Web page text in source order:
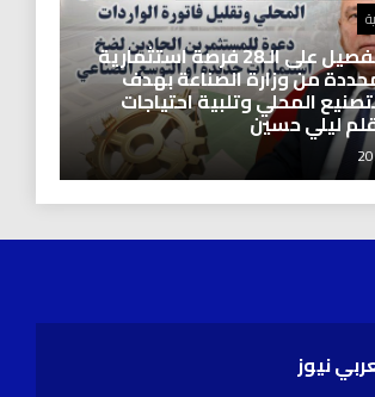
تعرف بالتفصيل على الـ28 فرصة استثمارية
من وزارة الصناعة بهدف
المحلي وتلبية احتياجات
ليلي حسين
نيوز